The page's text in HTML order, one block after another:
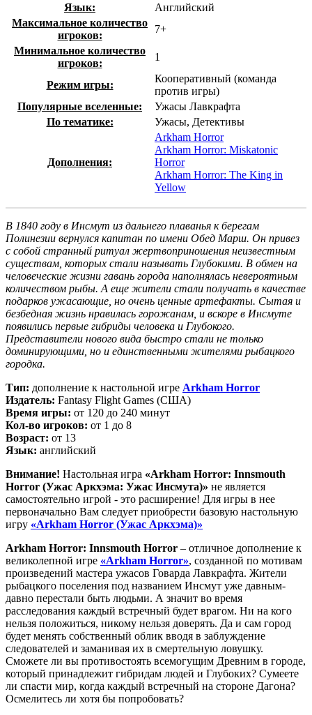
Язык:
Английский
Максимальное количество
игроков:
7+
Минимальное количество
игроков:
1
Режим игры:
Кооперативный (команда
против игры)
Популярные вселенные:
Ужасы Лавкрафта
По тематике:
Ужасы, Детективы
Дополнения:
Arkham Horror
Arkham Horror: Miskatonic
Horror
Arkham Horror: The King in
Yellow
В 1840 году в Инсмут из дальнего плаванья к берегам
Полинезии вернулся капитан по имени Обед Марш. Он привез
с собой странный ритуал жертвоприношения неизвестным
существам, которых стали называть Глубокими. В обмен на
человеческие жизни гавань города наполнялась невероятным
количеством рыбы. А еще жители стали получать в качестве
подарков ужасающие, но очень ценные артефакты. Сытая и
безбедная жизнь нравилась горожанам, и вскоре в Инсмуте
появились первые гибриды человека и Глубокого.
Представители нового вида быстро стали не только
доминирующими, но и единственными жителями рыбацкого
городка.
Тип: дополнение к настольной игре Arkham Horror
Издатель: Fantasy Flight Games (США)
Время игры: от 120 до 240 минут
Кол-во игроков: от 1 до 8
Возраст: от 13
Язык: английский
Внимание! Настольная игра «Arkham Horror: Innsmouth
Horror (Ужас Аркхэма: Ужас Инсмута)» не является
самостоятельно игрой - это расширение! Для игры в нее
первоначально Вам следует приобрести базовую настольную
игру «Arkham Horror (Ужас Аркхэма)»
Arkham Horror: Innsmouth Horror – отличное дополнение к
великолепной игре «Arkham Horror», созданной по мотивам
произведений мастера ужасов Говарда Лавкрафта. Жители
рыбацкого поселения под названием Инсмут уже давным-
давно перестали быть людьми. А значит во время
расследования каждый встречный будет врагом. Ни на кого
нельзя положиться, никому нельзя доверять. Да и сам город
будет менять собственный облик вводя в заблуждение
следователей и заманивая их в смертельную ловушку.
Сможете ли вы противостоять всемогущим Древним в городе,
который принадлежит гибридам людей и Глубоких? Сумеете
ли спасти мир, когда каждый встречный на стороне Дагона?
Осмелитесь ли хотя бы попробовать?